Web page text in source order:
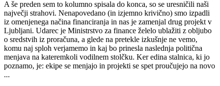
A še preden sem to kolumno spisala do konca, so se uresničili naši
največji strahovi. Nenapovedano (in izjemno krivično) smo izpadli
iz omenjenega načina financiranja in nas je zamenjal drug projekt v
Ljubljani. Udarec je Ministrstvo za finance želelo ublažiti z obljubo
o sredstvih iz proračuna, a glede na pretekle izkušnje ne vemo,
komu naj sploh verjamemo in kaj bo prinesla naslednja politična
menjava na kateremkoli vodilnem stolčku. Ker edina stalnica, ki jo
poznamo, je: ekipe se menjajo in projekti se spet proučujejo na novo
...